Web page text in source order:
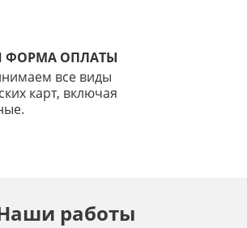
ФОРМА ОПЛАТЫ
все виды
карт, включая
работы